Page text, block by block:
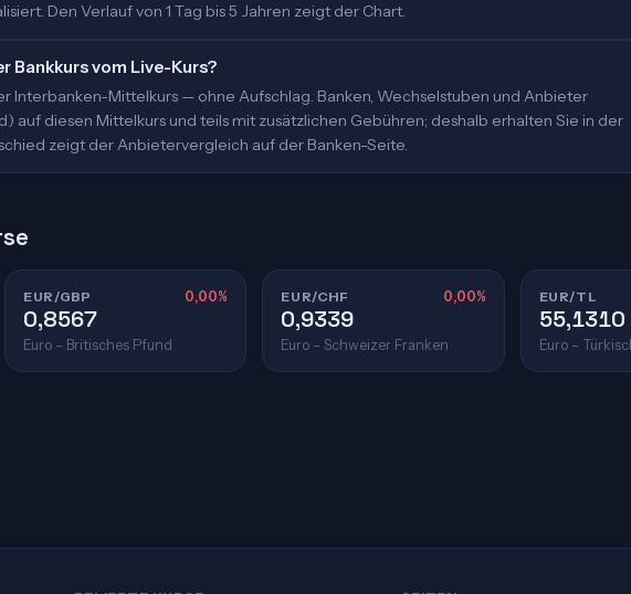
Den Verlauf von 1 Tag bis 5 Jahren zeigt der Chart.
Bankkurs vom Live-Kurs?
Interbanken-Mittelkurs — ohne Aufschlag. Banken, Wechselstuben und Anbieter
auf diesen Mittelkurs und teils mit zusätzlichen Gebühren; deshalb erhalten Sie in der
zeigt der Anbietervergleich auf der Banken-Seite.
EUR/GBP 0,00%
0,8567
Euro – Britisches Pfund
EUR/CHF 0,00%
0,9339
Euro – Schweizer Franken
EUR/TL
55,1310
Euro –